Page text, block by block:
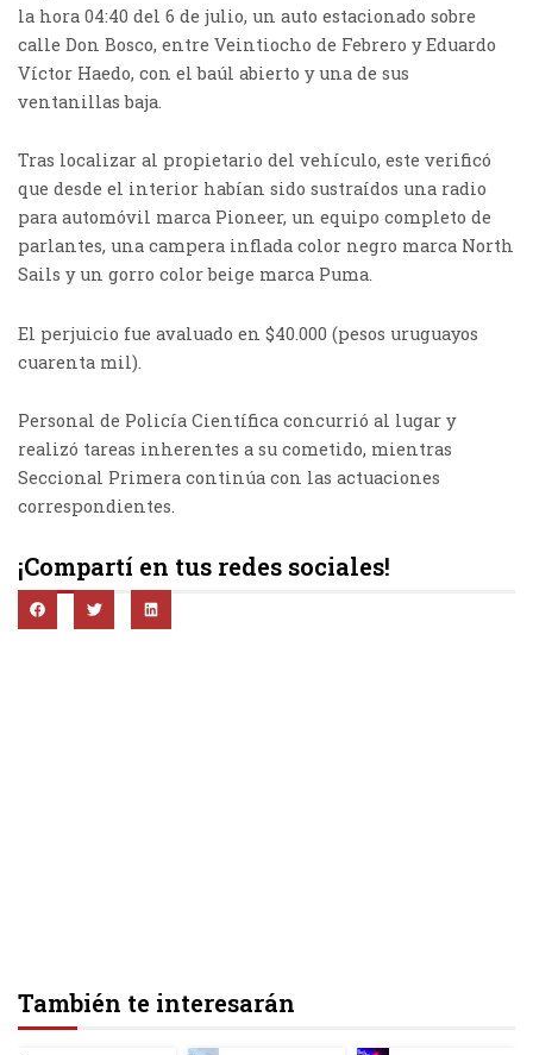
También te interesarán
la hora 04:40 del 6 de julio, un auto estacionado sobre
calle Don Bosco, entre Veintiocho de Febrero y Eduardo
Víctor Haedo, con el baúl abierto y una de sus
ventanillas baja.
Tras localizar al propietario del vehículo, este verificó
que desde el interior habían sido sustraídos una radio
para automóvil marca Pioneer, un equipo completo de
parlantes, una campera inflada color negro marca North
Sails y un gorro color beige marca Puma.
El perjuicio fue avaluado en $40.000 (pesos uruguayos
cuarenta mil).
Personal de Policía Científica concurrió al lugar y
realizó tareas inherentes a su cometido, mientras
Seccional Primera continúa con las actuaciones
correspondientes.
¡Compartí en tus redes sociales!